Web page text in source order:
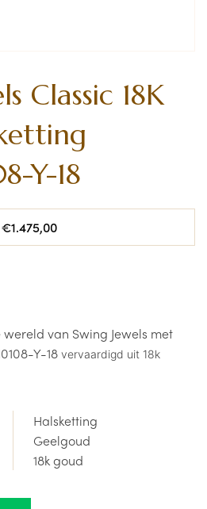
Classic 18K
Y-18
€1.475,00
van Swing Jewels met
Y-18 vervaardigd uit 18k
zorg en aandacht is
Elk juweel is ontworpen om de
de drager te laten stralen.
een statement piece of een
Halsketting
Geelgoud
18k goud